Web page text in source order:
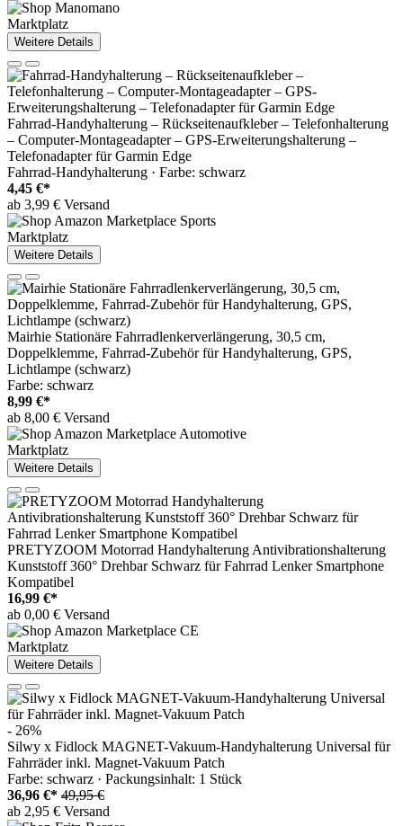
Marktplatz
Weitere Details
Fahrrad-Handyhalterung – Rückseitenaufkleber – Telefonhalterung
– Computer-Montageadapter – GPS-Erweiterungshalterung –
Telefonadapter für Garmin Edge
Fahrrad-Handyhalterung · Farbe: schwarz
4,45 €*
ab 3,99 € Versand
Marktplatz
Weitere Details
Mairhie Stationäre Fahrradlenkerverlängerung, 30,5 cm,
Doppelklemme, Fahrrad-Zubehör für Handyhalterung, GPS,
Lichtlampe (schwarz)
Farbe: schwarz
8,99 €*
ab 8,00 € Versand
Marktplatz
Weitere Details
PRETYZOOM Motorrad Handyhalterung Antivibrationshalterung
Kunststoff 360° Drehbar Schwarz für Fahrrad Lenker Smartphone
Kompatibel
16,99 €*
ab 0,00 € Versand
Marktplatz
Weitere Details
- 26%
Silwy x Fidlock MAGNET-Vakuum-Handyhalterung Universal für
Fahrräder inkl. Magnet-Vakuum Patch
Farbe: schwarz · Packungsinhalt: 1 Stück
36,96 €* 49,95 €
ab 2,95 € Versand